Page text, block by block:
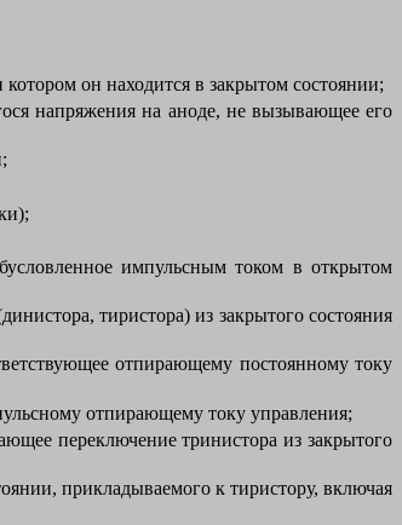
он находится в закрытом состоянии;
напряжения на аноде, не вызывающее его
импульсным током в открытом
тиристора) из закрытого состояния
отпирающему постоянному току
отпирающему току управления;
переключение тринистора из закрытого
прикладываемого к тиристору, включая